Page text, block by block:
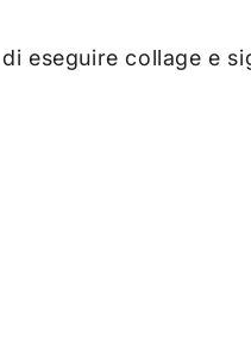
eseguire collage e